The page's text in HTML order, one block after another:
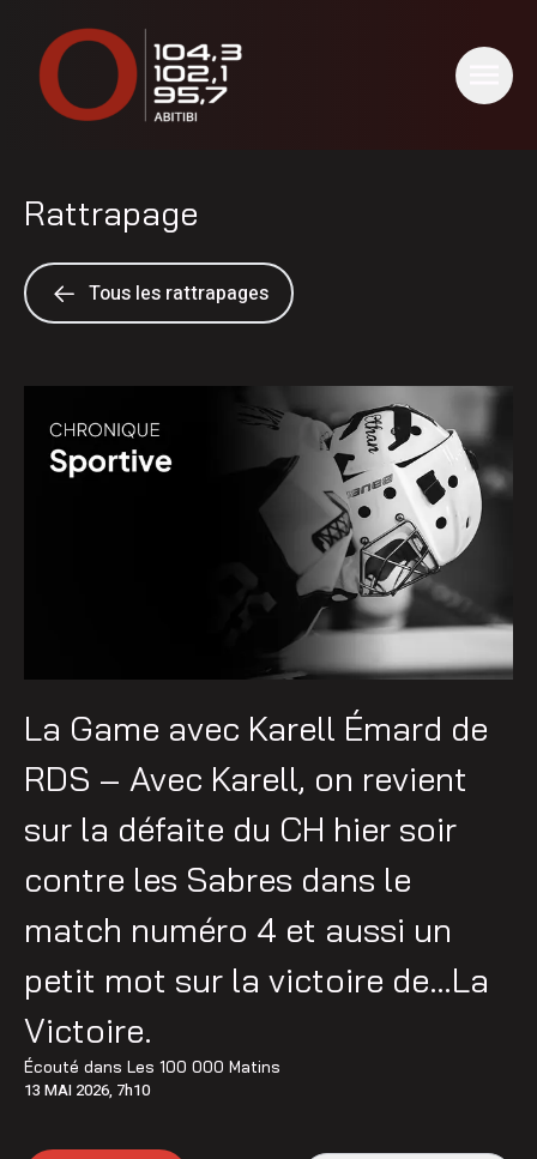
Rattrapage
Tous les rattrapages
La Game avec Karell Émard de
RDS – Avec Karell, on revient
sur la défaite du CH hier soir
contre les Sabres dans le
match numéro 4 et aussi un
petit mot sur la victoire de…La
Victoire.
Écouté dans Les 100 000 Matins
13 MAI 2026, 7h10